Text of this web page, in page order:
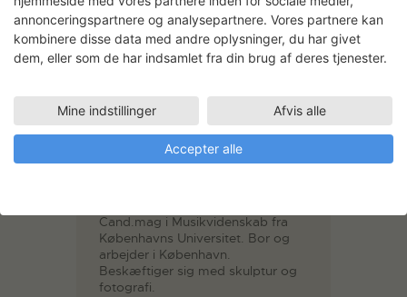
Suste Bonnén
Cand.mag i Musikvidenskab fra
Københavns Universitet. Bor og
arbejder i København.
Beskæftiger sig med skulptur og
fotografi.
annonceringspartnere og analysepartnere. Vores partnere kan
kombinere disse data med andre oplysninger, du har givet
dem, eller som de har indsamlet fra din brug af deres tjenester.
Mine indstillinger Afvis alle
Accepter alle